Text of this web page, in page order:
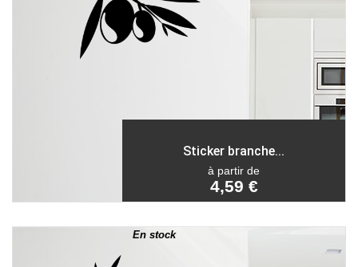
Sticker branche...
à partir de
4,59 €
En stock